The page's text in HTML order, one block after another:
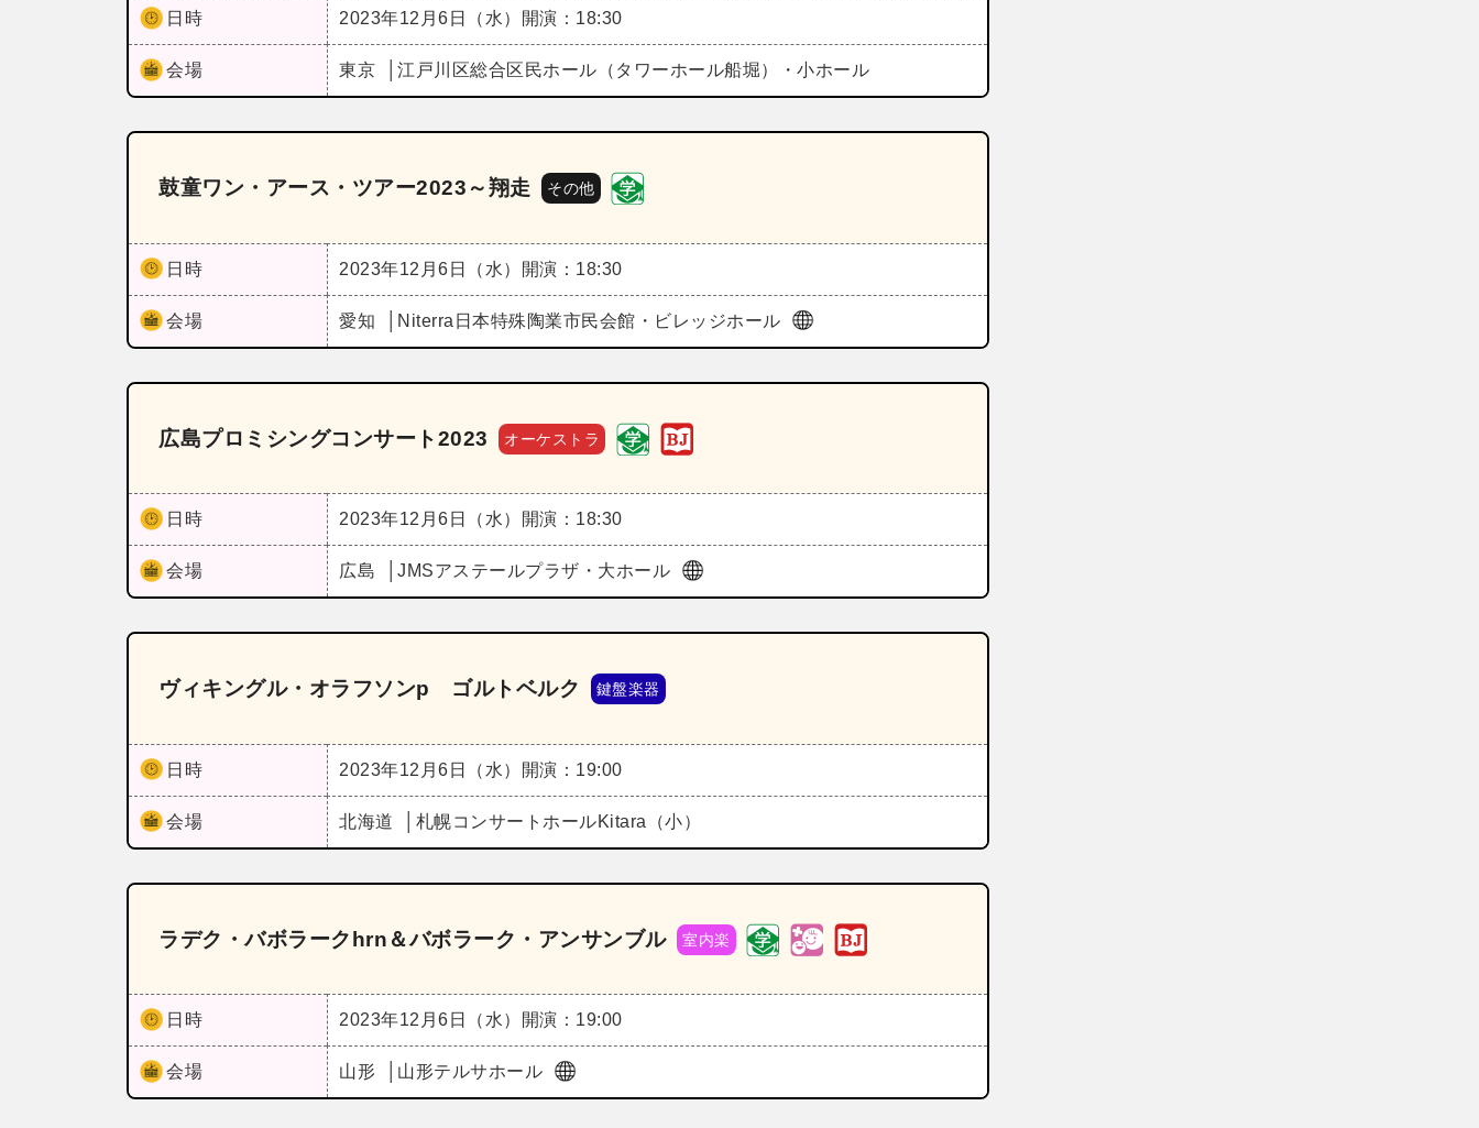
日時 2023年12月6日（水） 開演：18:30
会場 東京 江戸川区総合区民ホール（タワーホール船堀）・小ホール
鼓童ワン・アース・ツアー2023～翔走 その他
日時 2023年12月6日（水） 開演：18:30
会場 愛知 Niterra日本特殊陶業市民会館・ビレッジホール
広島プロミシングコンサート2023 オーケストラ
日時 2023年12月6日（水） 開演：18:30
会場 広島 JMSアステールプラザ・大ホール
ヴィキングル・オラフソンp ゴルトベルク 鍵盤楽器
日時 2023年12月6日（水） 開演：19:00
会場 北海道 札幌コンサートホールKitara（小）
ラデク・バボラークhrn＆バボラーク・アンサンブル 室内楽
日時 2023年12月6日（水） 開演：19:00
会場 山形 山形テルサホール